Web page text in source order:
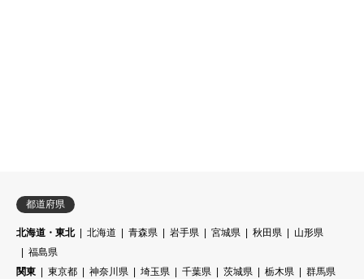
都道府県
北海道・東北 北海道 青森県 岩手県 宮城県 秋田県
山形県
福島県
関東
東京都 神奈川県 埼玉県 千葉県 茨城県 栃木県
群馬県